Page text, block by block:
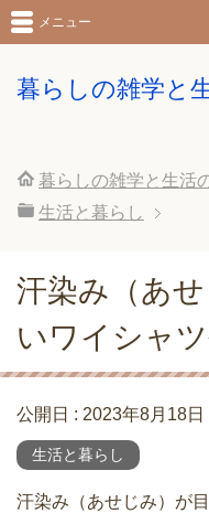
暮らしの雑学と
メニュー
暮らしの雑学と生活
生活と暮らし
汗染み（あ
いワイシャ
公開日 : 2023年8月18日
生活と暮らし
汗染み（あせじみ）が